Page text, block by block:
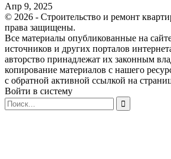
Апр 9, 2025
© 2026 - Строительство и ремонт
права защищены.
Все материалы опубликованные на
источников и других порталов
авторство принадлежат их законным
копирование материалов с нашего
с обратной активной ссылкой на
Войти в систему